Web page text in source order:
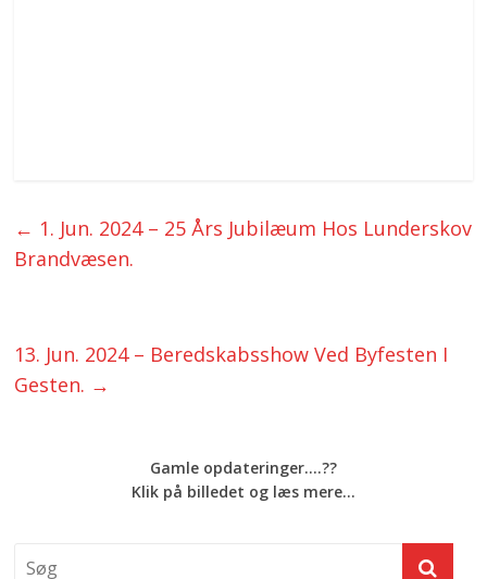
← 1. Jun. 2024 – 25 Års Jubilæum Hos Lunderskov
Brandvæsen.
13. Jun. 2024 – Beredskabsshow Ved Byfesten I
Gesten. →
Gamle opdateringer....??
Klik på billedet og læs mere...